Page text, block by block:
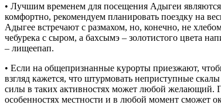
• Лучшим временем для посещения Адыгеи являются
комфортно, рекомендуем планировать поездку на
Адыгее встречают с размахом, но, конечно, не
чебурека с сыром, а бахсымэ – золотистого цвета
– лищеепап.
• Если на общепризнанные курорты приезжают,
взгляд кажется, что штурмовать неприступные
силы в таких активностях может любой желающий.
особенностях местности и в любой момент сможет